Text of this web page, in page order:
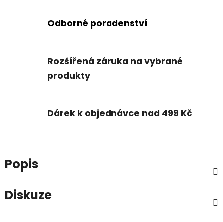
Odborné poradenství
Rozšířená záruka na vybrané
produkty
Dárek k objednávce nad 499 Kč
Popis
Diskuze